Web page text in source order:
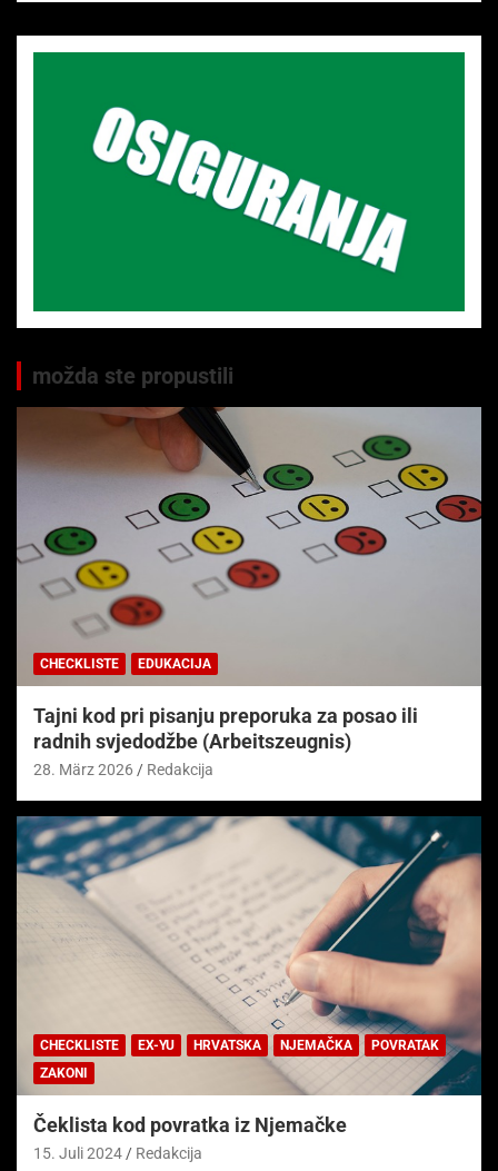
možda ste propustili
CHECKLISTE EDUKACIJA
Tajni kod pri pisanju preporuka za posao ili
radnih svjedodžbe (Arbeitszeugnis)
28. März 2026 Redakcija
CHECKLISTE EX-YU HRVATSKA NJEMAČKA
POVRATAK
ZAKONI
Čeklista kod povratka iz Njemačke
15. Juli 2024 Redakcija